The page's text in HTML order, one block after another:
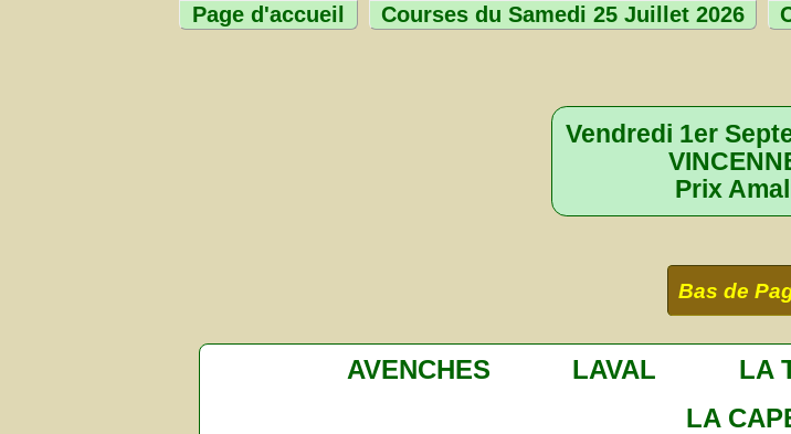
Page d'accueil Courses du Samedi 25 Juillet 2026
Vendredi 1er
Prix
Bas de
AVENCHES LAVAL LA
LA